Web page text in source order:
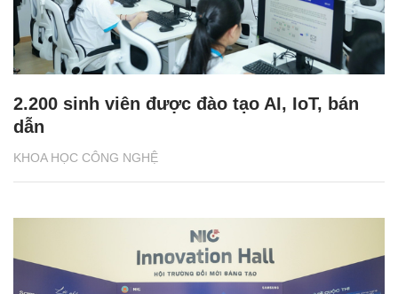
KHOA HỌC CÔNG NGHỆ
2.200 sinh viên được đào tạo AI, IoT, bán
dẫn